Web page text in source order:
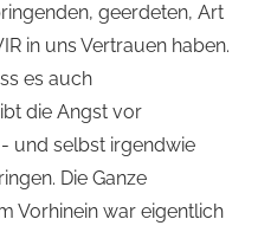
geerdeten, Art
in uns Vertrauen haben.
es auch
die Angst vor
und selbst irgendwie
Die Ganze
Vorhinein war eigentlich